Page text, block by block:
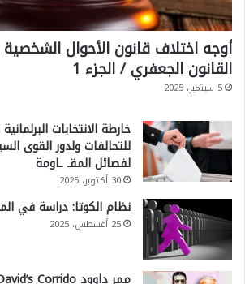
أوجه اختلاف قانون الأحوال
القانون الجعفري / الجزء 1
5 سبتمبر، 2025
للتحالفات ولدور القوى
لفصائل المقـ ـاومة
30 أكتوبر، 2025
نظام الكوتا: دراسة في
25 أغسطس، 2025